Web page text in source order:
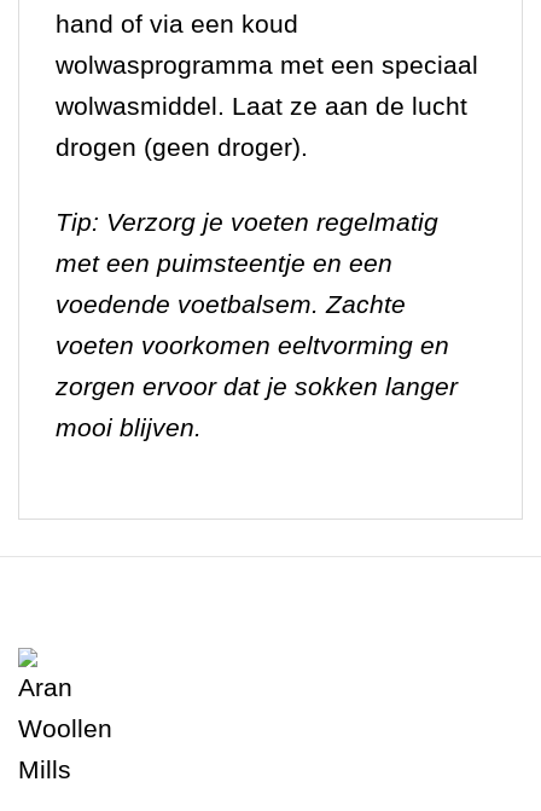
hand of via een koud
wolwasprogramma met een speciaal
wolwasmiddel. Laat ze aan de lucht
drogen (geen droger).
Tip: Verzorg je voeten regelmatig
met een puimsteentje en een
voedende voetbalsem. Zachte
voeten voorkomen eeltvorming en
zorgen ervoor dat je sokken langer
mooi blijven.